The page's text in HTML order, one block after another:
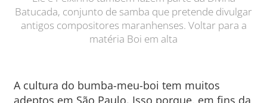
Batucada, conjunto de samba que pretende divulgar
antigos compositores maranhenses. Voltar para a
matéria Boi em alta
A cultura do bumba-meu-boi tem muitos
adeptos em São Paulo. Isso porque, em fins da